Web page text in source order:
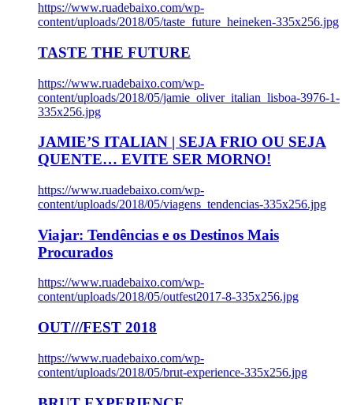
https://www.ruadebaixo.com/wp-
content/uploads/2018/05/taste_future_heineken-335x256.jpg
TASTE THE FUTURE
https://www.ruadebaixo.com/wp-
content/uploads/2018/05/jamie_oliver_italian_lisboa-3976-1-
335x256.jpg
JAMIE’S ITALIAN | SEJA FRIO OU SEJA
QUENTE… EVITE SER MORNO!
https://www.ruadebaixo.com/wp-
content/uploads/2018/05/viagens_tendencias-335x256.jpg
Viajar: Tendências e os Destinos Mais
Procurados
https://www.ruadebaixo.com/wp-
content/uploads/2018/05/outfest2017-8-335x256.jpg
OUT///FEST 2018
https://www.ruadebaixo.com/wp-
content/uploads/2018/05/brut-experience-335x256.jpg